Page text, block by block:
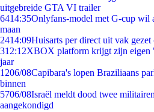
uitgebreide GTA VI trailer
6414:35Onlyfans-model met G-cup wil
maan
2414:09Huisarts per direct uit vak
312:12XBOX platform krijgt zijn eigen
jaar
1206/08Capibara's lopen Braziliaans
binnen
5706/08Israël meldt dood twee
aangekondigd